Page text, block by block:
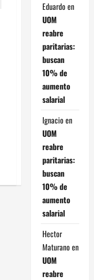
Eduardo en
UOM
reabre
paritarias:
buscan
10% de
aumento
salarial
Ignacio en
UOM
reabre
paritarias:
buscan
10% de
aumento
salarial
Hector
Maturano en
UOM
reabre